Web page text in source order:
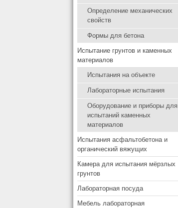
Определение механических
свойств
Формы для бетона
Испытание грунтов и каменных
материалов
Испытания на объекте
Лабораторные испытания
Оборудование и приборы для
испытаний каменных
материалов
Испытания асфальтобетона и
органический вяжущих
Камера для испытания мёрзлых
грунтов
Лабораторная посуда
Мебель лабораторная